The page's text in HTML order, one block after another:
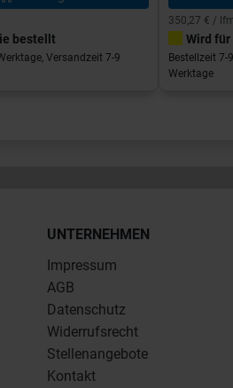
bestellt
Versandzeit 7-9
350,27 € /
Wird
Bestellzeit 7-
Werktage
UNTERNEHMEN
Impressum
AGB
Datenschutz
Widerrufsrecht
Stellenangebote
Kontakt